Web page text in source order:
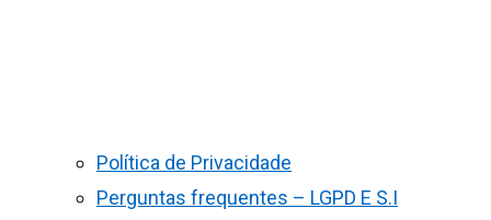
Política de Privacidade
Perguntas frequentes – LGPD E S.I